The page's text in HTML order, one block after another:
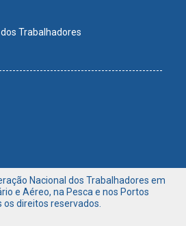
Trabalhadores
Nacional dos Trabalhadores em
e Aéreo, na Pesca e nos Portos
direitos reservados.